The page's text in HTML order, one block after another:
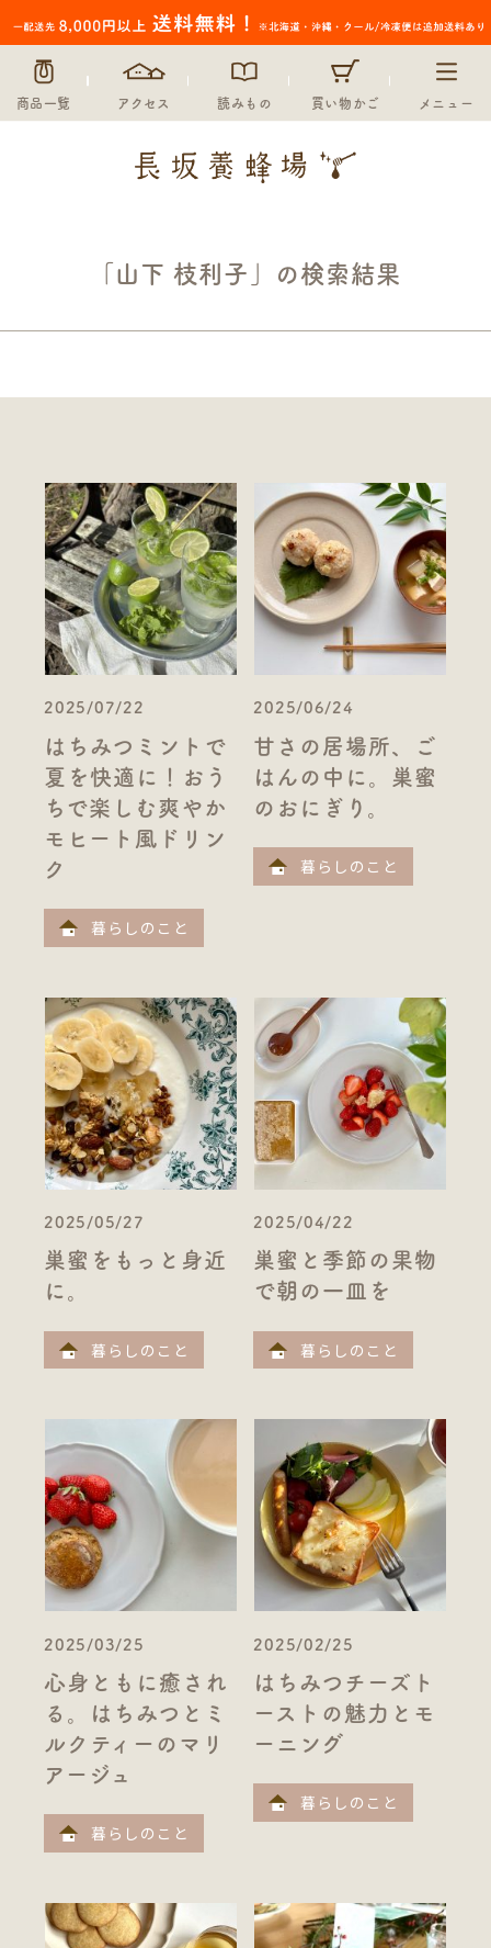
商品一覧 アクセス 読みもの 買い物かご メニュー
「山下 枝利子」の検索結果
2025/07/22
はちみつミントで
夏を快適に！おう
ちで楽しむ爽やか
モヒート風ドリン
ク
暮らしのこと
2025/06/24
甘さの居場所、ご
はんの中に。巣蜜
のおにぎり。
暮らしのこと
2025/05/27
巣蜜をもっと身近
に。
暮らしのこと
2025/04/22
巣蜜と季節の果物
で朝の一皿を
暮らしのこと
2025/03/25
心身ともに癒され
る。はちみつとミ
ルクティーのマリ
アージュ
暮らしのこと
2025/02/25
はちみつチーズト
ーストの魅力とモ
ーニング
暮らしのこと